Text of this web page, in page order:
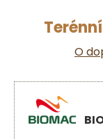
O